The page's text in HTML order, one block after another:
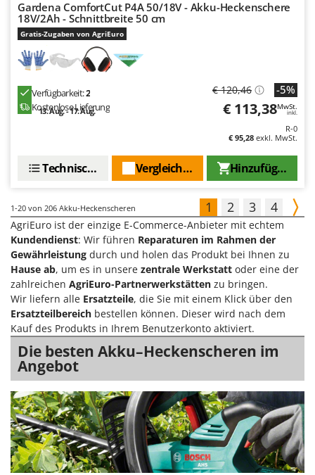
Gardena ComfortCut P4A 50/18V - Akku-Heckenschere
18V/2Ah - Schnittbreite 50 cm
Gratis-Zugaben von AgriEuro
Verfügbarkeit:2
Kostenlose Lieferung
13. Aug. - 17. Aug.
€ 120,46 -5%
€ 113,38MwSt.
inkl.
R-0
€ 95,28 exkl. MwSt.
Hinzufügen
Vergleichen Sie
Technische Daten
1-20 von 206 Akku-Heckenscheren 1 2 3 4
AgriEuro ist der einzige E-Commerce-Anbieter mit echtem
Kundendienst: Wir führen Reparaturen im Rahmen der
Gewährleistung durch und holen das Produkt bei Ihnen zu
Hause ab, um es in unsere zentrale Werkstatt oder eine der
zahlreichen AgriEuro-Partnerwerkstätten zu bringen.
Wir liefern alle Ersatzteile, die Sie mit einem Klick über den
Ersatzteilbereich bestellen können. Dieser wird nach dem
Kauf des Produkts in Ihrem Benutzerkonto aktiviert.
Die besten Akku–Heckenscheren im
Angebot